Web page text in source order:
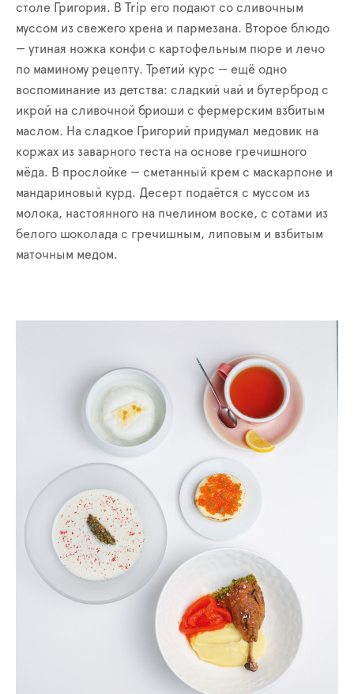
столе Григория. В Trip его подают со сливочным
муссом из свежего хрена и пармезана. Второе блюдо
— утиная ножка конфи с картофельным пюре и лечо
по маминому рецепту. Третий курс — ещё одно
воспоминание из детства: сладкий чай и бутерброд с
икрой на сливочной бриоши с фермерским взбитым
маслом. На сладкое Григорий придумал медовик на
коржах из заварного теста на основе гречишного
мёда. В прослойке — сметанный крем с маскарпоне и
мандариновый курд. Десерт подаётся с муссом из
молока, настоянного на пчелином воске, с сотами из
белого шоколада с гречишным, липовым и взбитым
маточным медом.